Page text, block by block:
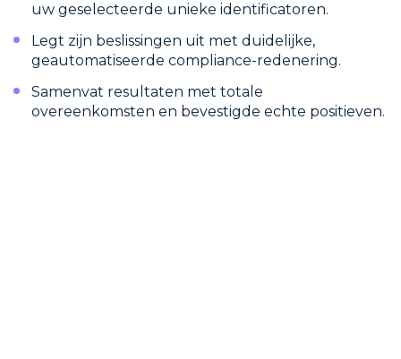
uw geselecteerde unieke identificatoren.
Legt zijn beslissingen uit met duidelijke,
geautomatiseerde compliance-redenering.
Samenvat resultaten met totale
overeenkomsten en bevestigde echte positieven.